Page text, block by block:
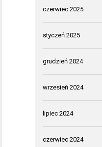
czerwiec 2025
styczeń 2025
grudzień 2024
wrzesień 2024
lipiec 2024
czerwiec 2024